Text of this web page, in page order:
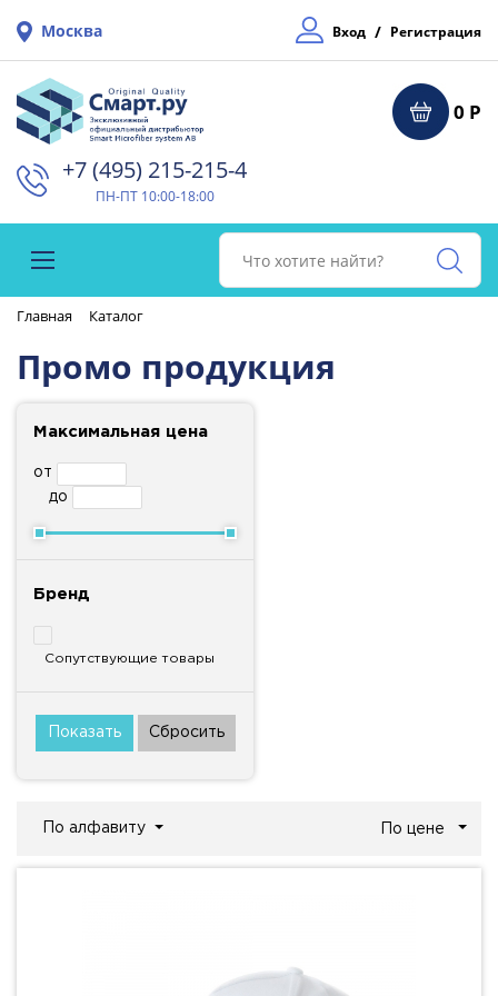
Москва Вход / Регистрация
0 Р
+7 (495) 215-215-4⁠
ПН-ПТ 10:00-18:00
Главная Каталог
Промо продукция
Максимальная цена
от
до
Бренд
Сопутствующие товары
По алфавиту По цене